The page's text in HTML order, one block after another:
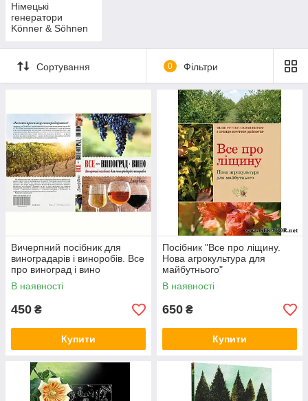
Німецькі
генератори
Könner & Söhnen
Сортування 0 Фільтри
Вичерпний посібник для
виноградарів і виноробів. Все
про виноград і вино
В наявності
450 ₴
Купити
Посібник "Все про ліщину.
Нова агрокультура для
майбутнього"
В наявності
650 ₴
Купити